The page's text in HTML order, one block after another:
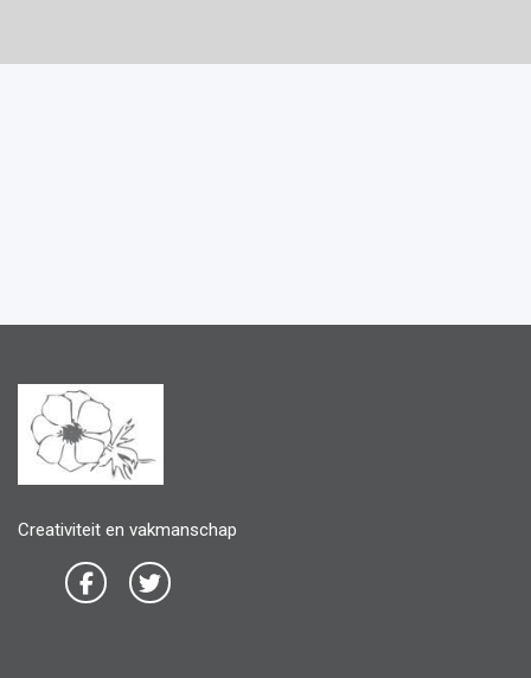
Creativiteit en vakmanschap